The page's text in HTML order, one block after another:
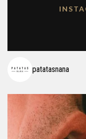
patatasnana